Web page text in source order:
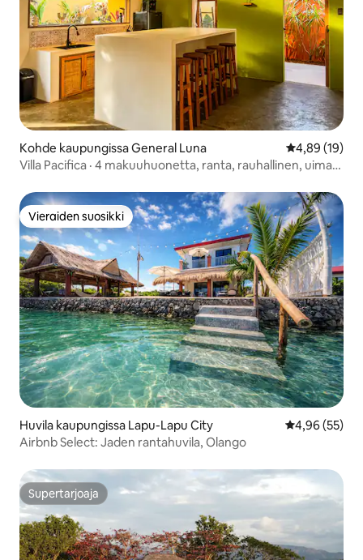
Kohde kaupungissa General Luna
4,89 (19)
Villa Pacifica · 4 makuuhuonetta, ranta, rauhallinen, uima-
Vieraiden suosikki
Vieraiden suosikki
Huvila kaupungissa Lapu-Lapu City
4,96 (55)
Airbnb Select: Jaden rantahuvila, Olango
Supertarjoaja
Supertarjoaja